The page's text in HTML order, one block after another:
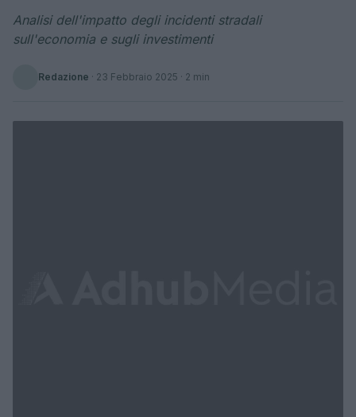
Analisi dell'impatto degli incidenti stradali
sull'economia e sugli investimenti
Redazione · 23 Febbraio 2025 · 2 min